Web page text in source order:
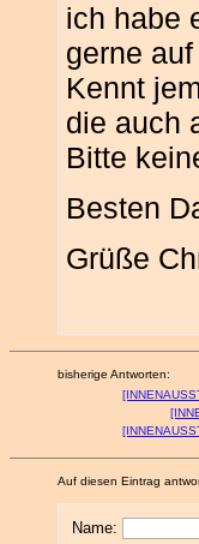
ich habe
gerne
Kennt
die auch
Bitte
Besten
Grüße
bisherige Antworten:
Auf diesen Eintrag
Name: